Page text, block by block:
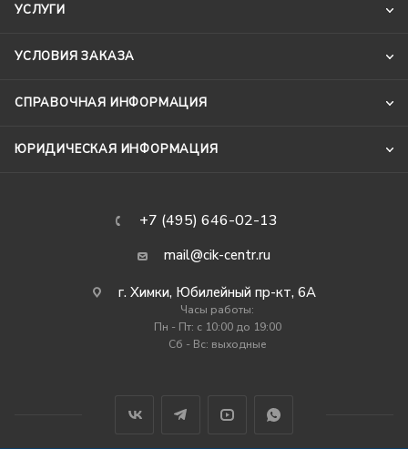
УСЛУГИ
УСЛОВИЯ ЗАКАЗА
СПРАВОЧНАЯ ИНФОРМАЦИЯ
ЮРИДИЧЕСКАЯ ИНФОРМАЦИЯ
+7 (495) 646-02-13
mail@cik-centr.ru
г. Химки, Юбилейный пр-кт, 6А
Часы работы:
Пн - Пт: c 10:00 до 19:00
Сб - Вс: выходные